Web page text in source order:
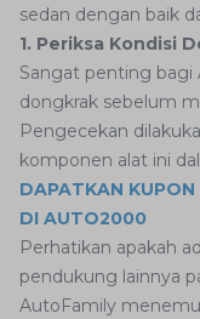
sedan dengan baik
1. Periksa Kondisi
Sangat penting bagi
dongkrak sebelum
Pengecekan
komponen alat ini
DAPATKAN
DI AUTO2000
Perhatikan apakah
pendukung lainnya
AutoFamily